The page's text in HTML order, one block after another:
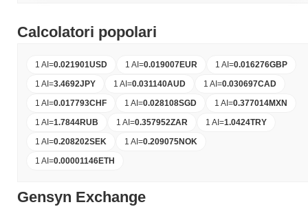
Calcolatori popolari
1 AI=0.021901USD 1 AI=0.019007EUR 1 AI=0.016276GBP
1 AI=3.4692JPY 1 AI=0.031140AUD 1 AI=0.030697CAD
1 AI=0.017793CHF 1 AI=0.028108SGD 1 AI=0.377014MXN
1 AI=1.7844RUB 1 AI=0.357952ZAR 1 AI=1.0424TRY
1 AI=0.208202SEK 1 AI=0.209075NOK
1 AI=0.00001146ETH
Gensyn Exchange